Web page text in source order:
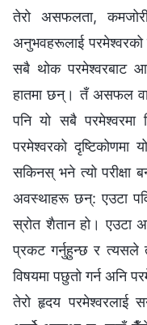
तेरो असफलता,
अनुभवहरूलाई
सबै थोक परमेश्‍वरबाट
हातमा छन्। तँ असफल
पनि यो सबै परमेश्‍वरमा
परमेश्‍वरको
सकिनस् भने त्यो परीक्षा
अवस्थाहरू छन्: एउटा
स्रोत शैतान हो। एउटा
प्रकट गर्नुहुन्छ र त्यसले
विषयमा पछुतो गर्न अनि
तेरो हृदय परमेश्‍वरलाई